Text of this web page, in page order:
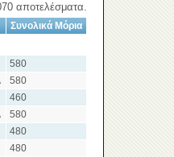
αποτελέσματα.
Συνολικά Μόρια
580
580
460
580
480
480